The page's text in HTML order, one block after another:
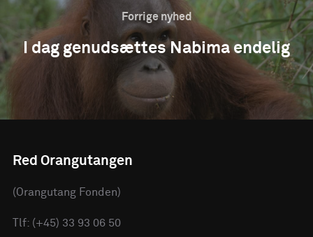
Forrige nyhed
I dag genudsættes Nabima endelig
Red Orangutangen
(Orangutang Fonden)
Tlf: (+45) 33 93 06 50